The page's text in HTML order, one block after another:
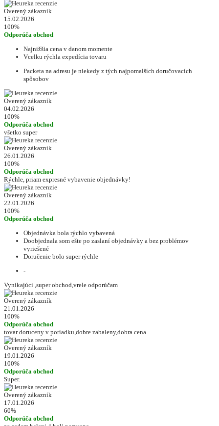
Overený zákazník
15.02.2026
100%
Odporúča obchod
Najnižšia cena v danom momente
Vcelku rýchla expedícia tovaru
Packeta na adresu je niekedy z tých najpomalších doručovacích
spôsobov
Overený zákazník
04.02.2026
100%
Odporúča obchod
všetko super
Overený zákazník
26.01.2026
100%
Odporúča obchod
Rýchle, priam expresné vybavenie objednávky!
Overený zákazník
22.01.2026
100%
Odporúča obchod
Objednávka bola rýchlo vybavená
Doobjednala som ešte po zaslaní objednávky a bez problémov
vyriešené
Doručenie bolo super rýchle
-
Vynikajúci ,super obchod,vrele odporúčam
Overený zákazník
21.01.2026
100%
Odporúča obchod
tovar doruceny v poriadku,dobre zabaleny,dobra cena
Overený zákazník
19.01.2026
100%
Odporúča obchod
Super.
Overený zákazník
17.01.2026
60%
Odporúča obchod